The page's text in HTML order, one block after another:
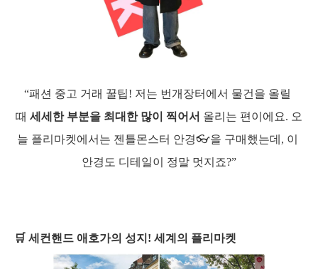
“패션 중고 거래 꿀팁! 저는 번개장터에서 물건을 올릴
때 세세한 부분을 최대한 많이 찍어서 올리는 편이에요. 오
늘 플리마켓에서는 젠틀몬스터 안경👓을 구매했는데, 이
안경도 디테일이 정말 멋지죠?”
🛒 세컨핸드 애호가의 성지! 세계의 플리마켓